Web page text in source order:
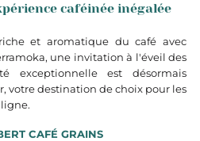
caféinée inégalée
et aromatique du café avec
une invitation à l'éveil des
exceptionnelle est désormais
votre destination de choix pour les
CAFÉ GRAINS